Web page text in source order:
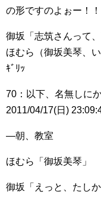
の形ですのよぉー！！
御坂「志筑さんって
ほむら（御坂美琴、
ｷﾞﾘｯ
70：以下、名無しに
2011/04/17(日)
―朝、教室
ほむら「御坂美琴」
御坂「えっと、たし